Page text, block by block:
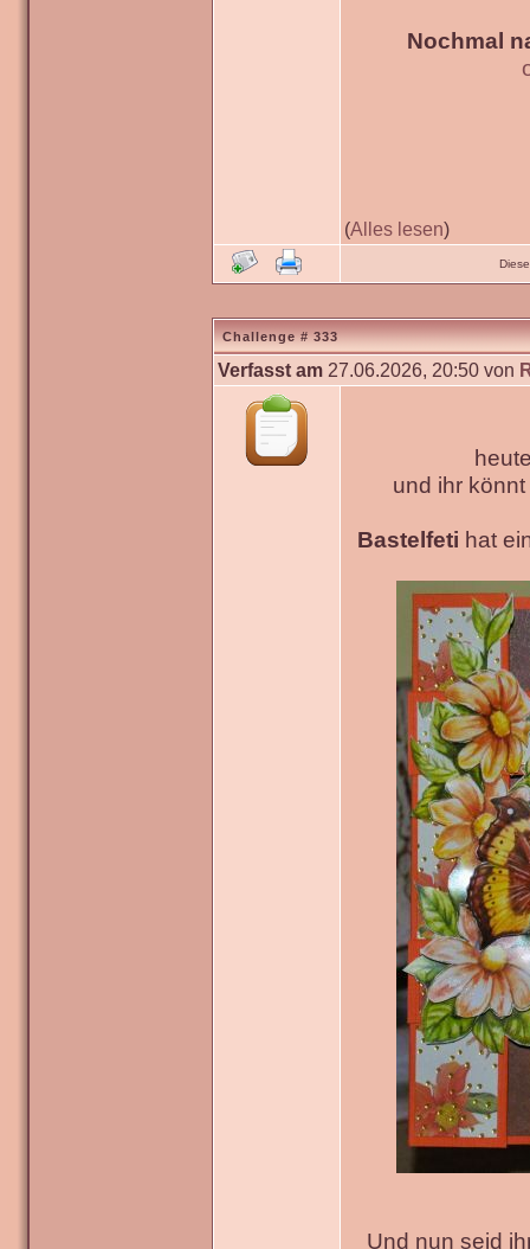
Nochmal
(Alles lesen)
Challenge # 333
Verfasst am 27.06.2026, 20:50 von
und ihr
Bastelfeti hat
Und nun seid